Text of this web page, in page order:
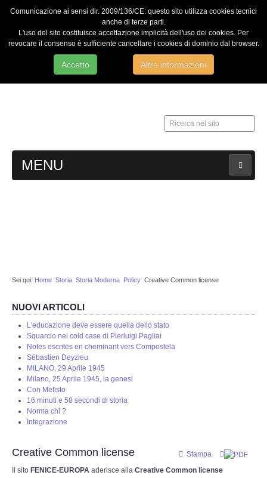
Comunicazione ai sensi dir. 2009/136/CE: questo sito utilizza cookies tecnici
anche di terze parti.
L'uso del sito costituisce accettazione implicità dell'uso dei cookies. Per
revocare il consenso è sufficiente cancellare i cookies di dominio dal browser.
Accetto Altre informazioni
Ricerca
nel
MENU
Redazione
Eventi in programmazione
STORIA
Protostoria
Storia Greco Romana
Storia - La Reconquista
Sei qui: Home Storia Storia Moderna Policy Creative Common license
NUOVI ARTICOLI
L'educazione deve essere quella dello stato
Squarcio nel cold case di Pierluigi Pagliai
Notes escrites en cheminant vers Compostela
Sébastien Deyzieu
MILANO, 29 Aprile 1945
Milano, 25 Aprile 1945, la genesi
Con Mefisto
16 minuti e 58 secondi di storia
Norma chi ?
Integrazione
Stampa
Creative Common license
Il sito FENICE-EUROPA aderisce alla Creative Common license